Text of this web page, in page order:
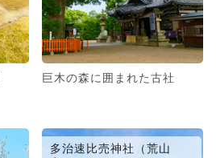
巨木の森に囲まれた古社
多治速比売神社（荒山